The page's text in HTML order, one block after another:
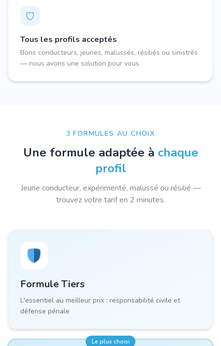
Tous les profils acceptés
Bons conducteurs, jeunes, malussés, résiliés ou sinistrés
— nous avons une solution pour vous
3 FORMULES AU CHOIX
Une formule adaptée à chaque
profil
Jeune conducteur, expérimenté, malussé ou résilié —
trouvez votre tarif en 2 minutes.
FormuleTiers
L'essentiel au meilleur prix : responsabilité civile et
défense pénale
Le plus choisi